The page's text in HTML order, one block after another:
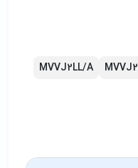
MVVJ2
MVVJ2LL/A